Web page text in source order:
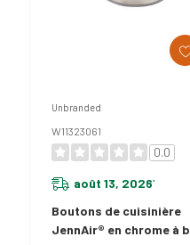
Unbranded
W11323061
0.0
août 13, 2026*
Boutons de cuisinière
JennAir® en chrome à